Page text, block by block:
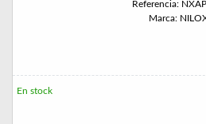
Referencia:
Marca:
En stock